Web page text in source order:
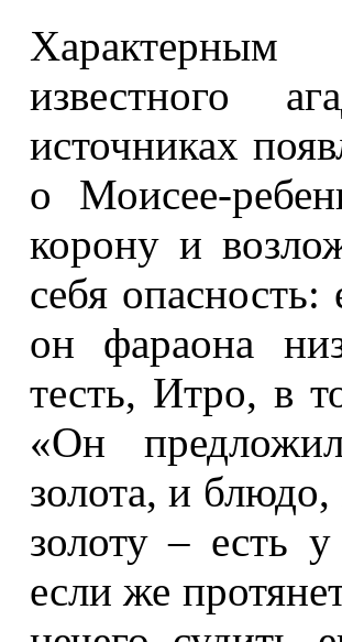
Характерным
известного
источниках
о Моисее-
корону и
себя
он фараона
тесть, Итро, в
«Он
золота, и
золоту – есть
если же